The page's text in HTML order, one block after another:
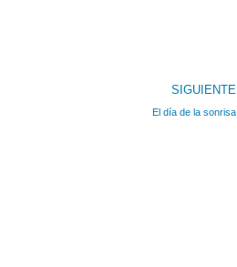
SIGUIENTE
El día de la sonrisa